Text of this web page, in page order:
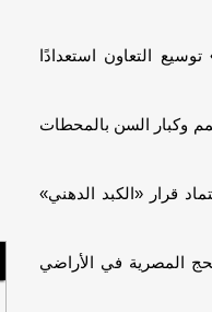
التعاون استعدادًا
وكبار السن بالمحطات
قرار «الكبد الدهني»
بعثة الحج المصرية في الأراضي